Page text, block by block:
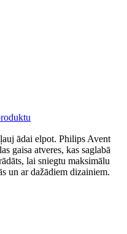
ādai elpot. Philips Avent
gaisa atveres, kas saglabā
lai sniegtu maksimālu
un ar dažādiem dizainiem.